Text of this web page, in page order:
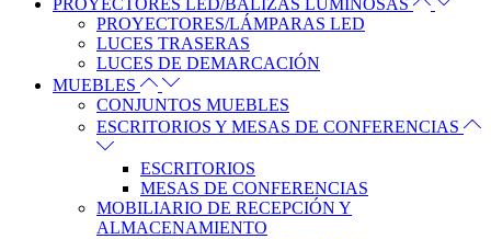
PROYECTORES LED/BALIZAS LUMINOSAS
PROYECTORES/LÁMPARAS LED
LUCES TRASERAS
LUCES DE DEMARCACIÓN
MUEBLES
CONJUNTOS MUEBLES
ESCRITORIOS Y MESAS DE CONFERENCIAS
ESCRITORIOS
MESAS DE CONFERENCIAS
MOBILIARIO DE RECEPCIÓN Y
ALMACENAMIENTO